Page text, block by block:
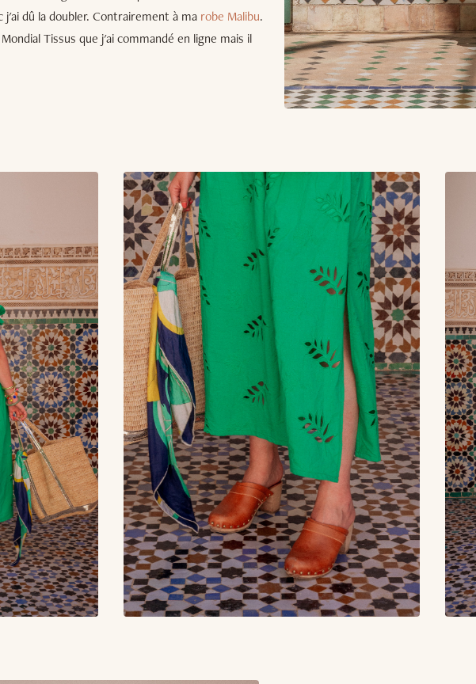
dû la doubler. Contrairement à ma robe Malibu.
Tissus que j'ai commandé en ligne mais il